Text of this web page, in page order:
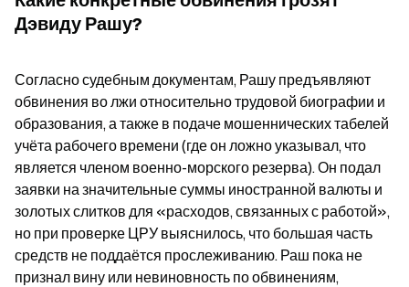
Дэвиду Рашу?
Согласно судебным документам, Рашу предъявляют
обвинения во лжи относительно трудовой биографии и
образования, а также в подаче мошеннических табелей
учёта рабочего времени (где он ложно указывал, что
является членом военно-морского резерва). Он подал
заявки на значительные суммы иностранной валюты и
золотых слитков для «расходов, связанных с работой»,
но при проверке ЦРУ выяснилось, что большая часть
средств не поддаётся прослеживанию. Раш пока не
признал вину или невиновность по обвинениям,